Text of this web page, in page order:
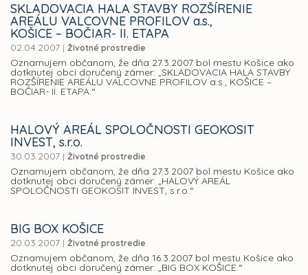
SKLADOVACIA HALA STAVBY ROZŠÍRENIE
AREÁLU VALCOVNE PROFILOV a.s.,
KOŠICE – BOČIAR- II. ETAPA
02.04.2007 | Životné prostredie
Oznamujem občanom, že dňa 27.3.2007 bol mestu Košice ako
dotknutej obci doručený zámer: „SKLADOVACIA HALA STAVBY
ROZŠÍRENIE AREÁLU VALCOVNE PROFILOV a.s., KOŠICE –
BOČIAR- II. ETAPA.“
HALOVÝ AREÁL SPOLOČNOSTI GEOKOSIT
INVEST, s.r.o.
30.03.2007 | Životné prostredie
Oznamujem občanom, že dňa 27.3.2007 bol mestu Košice ako
dotknutej obci doručený zámer: „HALOVÝ AREÁL
SPOLOČNOSTI GEOKOSIT INVEST, s.r.o.“
BIG BOX KOŠICE
20.03.2007 | Životné prostredie
Oznamujem občanom, že dňa 16.3.2007 bol mestu Košice ako
dotknutej obci doručený zámer: „BIG BOX KOŠICE.“